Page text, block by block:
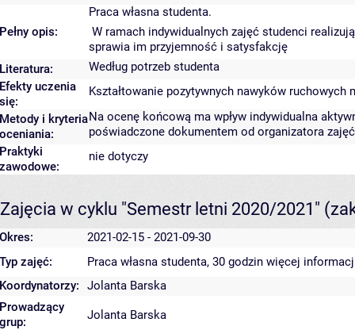
Pełny opis:
Praca własna studenta.
W ramach indywidualnych zajęć studenci
sprawia im przyjemność i satysfakcję
Literatura:
Według potrzeb studenta
Efekty uczenia
się:
Kształtowanie pozytywnych nawyków
Metody i kryteria
oceniania:
Na ocenę końcową ma wpływ indywidualna
poświadczone dokumentem od organizatora
Praktyki
zawodowe:
nie dotyczy
Zajęcia w cyklu "Semestr letni 2020/2021"
Okres:
2021-02-15 - 2021-09-30
Typ zajęć:
Praca własna studenta, 30 godzin więcej
Koordynatorzy:
Jolanta Barska
Prowadzący
grup:
Jolanta Barska